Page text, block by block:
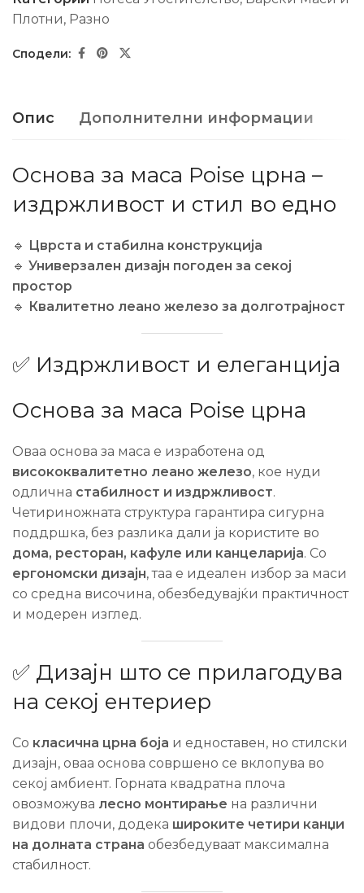
Плотни, Разно
Опис Дополнителни информации
Основа за маса Poise црна –
издржливост и стил во едно
🔹 Цврста и стабилна конструкција
🔹 Универзален дизајн погоден за секој
простор
🔹 Квалитетно леано железо за долготрајност
✅ Издржливост и елеганција
Основа за маса Poise црна
Оваа основа за маса е изработена од
висококвалитетно леано железо, кое нуди
одлична стабилност и издржливост.
Четириножната структура гарантира сигурна
поддршка, без разлика дали ја користите во
дома, ресторан, кафуле или канцеларија. Со
ергономски дизајн, таа е идеален избор за маси
со средна височина, обезбедувајќи практичност
и модерен изглед.
✅ Дизајн што се прилагодува
на секој ентериер
Со класична црна боја и едноставен, но стилски
дизајн, оваа основа совршено се вклопува во
секој амбиент. Горната квадратна плоча
овозможува лесно монтирање на различни
видови плочи, додека широките четири канџи
на долната страна обезбедуваат максимална
стабилност.